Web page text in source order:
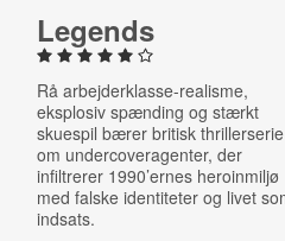
Legends
Rå arbejderklasse-realisme,
eksplosiv spænding og stærkt
skuespil bærer britisk thrillerserie
om undercoveragenter, der
infiltrerer 1990’ernes heroinmiljø
med falske identiteter og livet
indsats.